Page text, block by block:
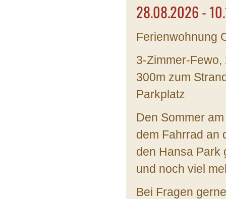
28.08.2026 -
Ferienwohnung
3-Zimmer-
300m zum
Parkplatz
Den Sommer
dem Fahrrad an
den Hansa Park
und noch viel
Bei Fragen